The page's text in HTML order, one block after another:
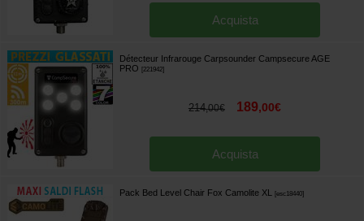
Acquista
Détecteur Infrarouge Carpsounder Campsecure AGE
PRO
221942]
214,00€ 189,00€
Acquista
Pack Bed Level Chair Fox Camolite XL [esc18440]